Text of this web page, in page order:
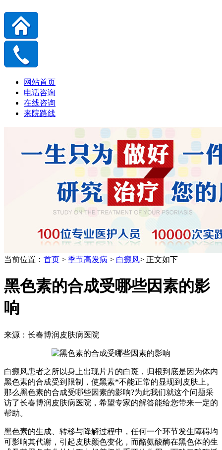
网站首页
电话咨询
在线咨询
来院路线
当前位置： 首页 > 季节高发病 > 白癜风> 正文如下
黑色素的合成受哪些因素的影
响
来源：长春博润皮肤病医院
白癜风患者之所以身上出现片片的白斑，归根到底是因为体内
黑色素的合成受到限制，使黑素*不能正常的显现到皮肤上。
那么黑色素的合成受哪些因素的影响?为此我们就这个问题采
访了长春博润皮肤病医院，希望专家的解答能给您带来一定的
帮助。
黑色素的生成、转移与降解过程中，任何一个环节发生障碍均
可影响其代谢，引起皮肤颜色变化，而酪氨酸酶在黑色体的生